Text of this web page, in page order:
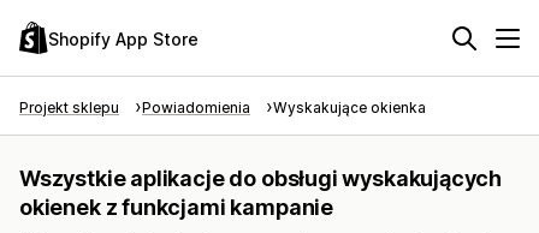
Shopify App Store
Projekt sklepu Powiadomienia Wyskakujące okienka
Wszystkie aplikacje do obsługi wyskakujących
okienek z funkcjami kampanie